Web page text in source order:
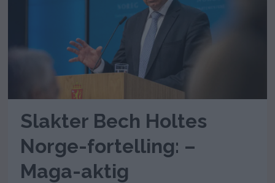
Slakter Bech Holtes
Norge-fortelling: –
Maga-aktig